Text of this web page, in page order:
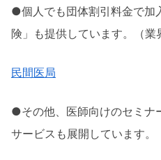
●個人でも団体割引料金で加
険」も提供しています。（業
民間医局
●その他、医師向けのセミナ
サービスも展開しています。